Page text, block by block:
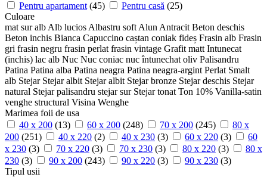
Pentru apartament (45) Pentru casă (25)
Culoare
mat suralb Alb lucios Albastru soft Alun Antracit Beton deschis
Beton inchis Bianca Capuccino caștan coniak fideș Frasin alb Frasin
gri frasin negru frasin perlat frasin vintage Grafit matt Intunecat
(inchis) lac alb Nuc Nuc coniac nuc întunechat oliv Palisandru
Patina Patina alba Patina neagra Patina neagra-argint Perlat Smalt
alb Stejar Stejar albit Stejar albit Stejar bronze Stejar deschis Stejar
natural Stejar palisandru stejar sur Stejar tonat Ton 10% Vanilla-satin
venghe structural Visina Wenghe
Marimea foii de usa
40 x 200 (13) 60 x 200 (248) 70 x 200 (245)
80 x
200 (251) 40 x 220 (2) 40 x 230 (3) 60 x 220 (3)
60
x 230 (3) 70 x 220 (3) 70 x 230 (3) 80 x 220 (3)
80 x
230 (3) 90 x 200 (243) 90 x 220 (3) 90 x 230 (3)
Tipul usii